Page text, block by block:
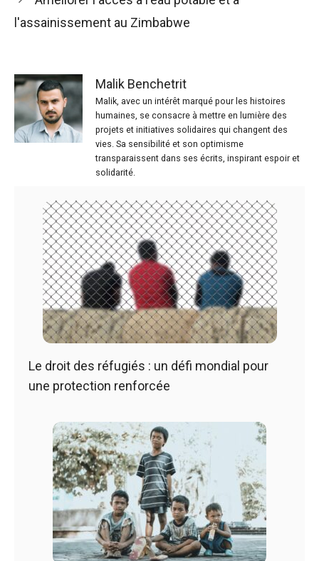
l'assainissement au Zimbabwe
Malik Benchetrit
Malik, avec un intérêt marqué pour les histoires
humaines, se consacre à mettre en lumière des
projets et initiatives solidaires qui changent des
vies. Sa sensibilité et son optimisme
transparaissent dans ses écrits, inspirant espoir et
solidarité.
Le droit des réfugiés : un défi mondial pour
une protection renforcée